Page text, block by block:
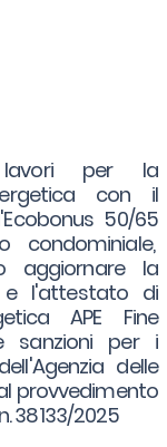
per la
con il
50/65
condominiale,
aggiornare la
e l'attestato di
APE Fine
sanzioni per i
delle
provvedimento
38133/2025